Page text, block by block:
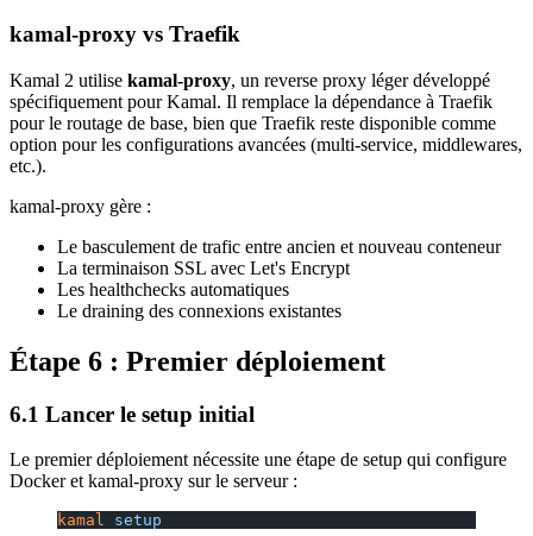
kamal-proxy vs Traefik
Kamal 2 utilise kamal-proxy, un reverse proxy léger développé
spécifiquement pour Kamal. Il remplace la dépendance à Traefik
pour le routage de base, bien que Traefik reste disponible comme
option pour les configurations avancées (multi-service, middlewares,
etc.).
kamal-proxy gère :
Le basculement de trafic entre ancien et nouveau conteneur
La terminaison SSL avec Let's Encrypt
Les healthchecks automatiques
Le draining des connexions existantes
Étape 6 : Premier déploiement
6.1 Lancer le setup initial
Le premier déploiement nécessite une étape de setup qui configure
Docker et kamal-proxy sur le serveur :
kamal setup